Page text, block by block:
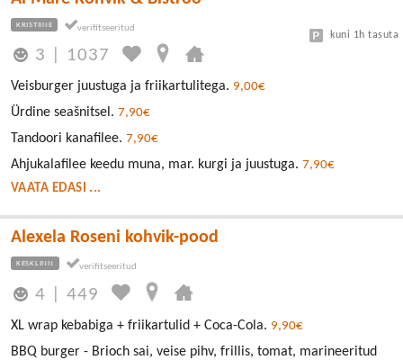
KRISTIINE
3 1037
kuni 1h tasuta
Veisburger juustuga ja friikartulitega. 9,00€
Ürdine seašnitsel. 7,90€
Tandoori kanafilee. 7,90€
Ahjukalafilee keedu muna, mar. kurgi ja juustuga. 7,90€
VAATA EDASI ...
Alexela Roseni kohvik-pood
KESKLINN
4 |449
XL wrap kebabiga + friikartulid + Coca-Cola. 9,90€
BBQ burger - Brioch sai, veise pihv, frillis, tomat, marineeritud